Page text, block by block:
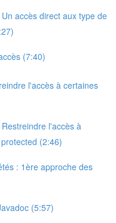
accès direct aux type de
(7:40)
l'accès à certaines
l'accès à
(2:46)
: 1ère approche des
(5:57)